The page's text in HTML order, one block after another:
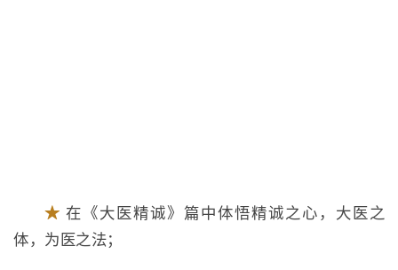
★ 在《大医精诚》篇中体悟精诚之心，大医之
体，为医之法；